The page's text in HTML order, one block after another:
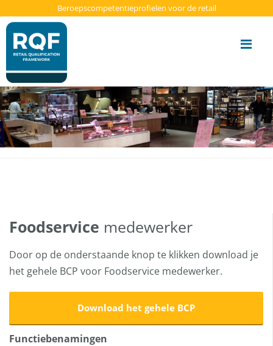
Update cookies preferences
Beroepscompetentieprofielen voor de retail
Foodservice medewerker
Door op de onderstaande knop te klikken download je
het gehele BCP voor Foodservice medewerker.
Download het gehele BCP
Functiebenamingen